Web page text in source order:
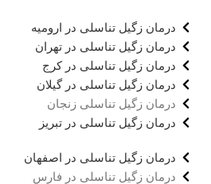
درمان زگیل تناسلی در ارومیه
درمان زگیل تناسلی در تهران
درمان زگیل تناسلی در کرج
درمان زگیل تناسلی در گیلان
درمان زگیل تناسلی زنجان
درمان زگیل تناسلی در تبریز
درمان زگیل تناسلی در اصفهان
درمان زگیل تناسلی در فارس